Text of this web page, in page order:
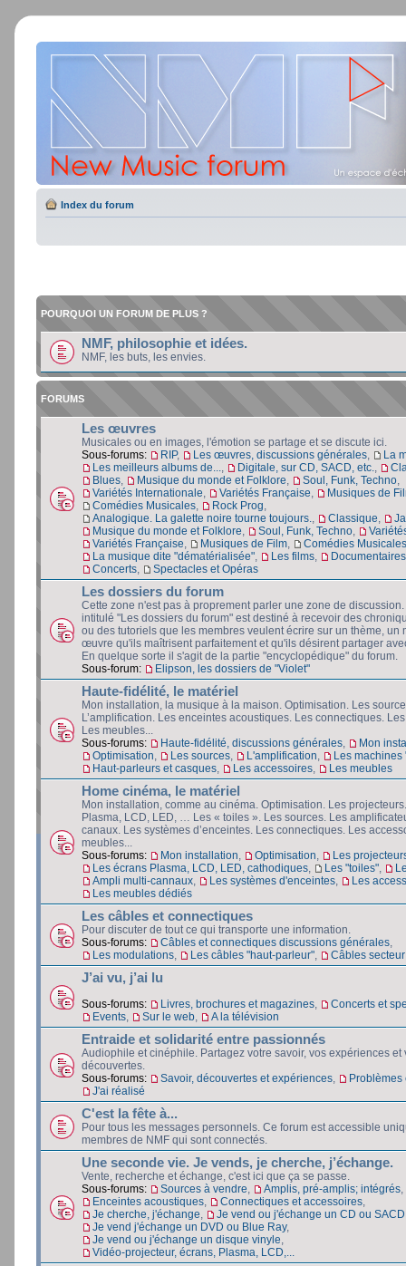
Index du forum
POURQUOI UN FORUM DE PLUS ?
NMF, philosophie et idées.
NMF, les buts, les envies.
FORUMS
Les œuvres
Musicales ou en images, l'émotion se partage et se discute ici.
Sous-forums:
RIP, Les œuvres, discussions générales
La
Les meilleurs albums de...
Digitale, sur CD, SACD, etc.
Blues
Musique du monde et Folklore Soul, Funk, Techno
Variétés Internationale
Variétés Française
Musiques de
Comédies Musicales
Rock Prog
Analogique. La galette noire tourne toujours.
Classique
Musique du monde et Folklore
Soul, Funk, Techno
Variétés Française
Musiques de Film
Comédies Musicales
La musique dite "dématérialisée"
Les films
Concerts
Spectacles et Opéras
Les dossiers du forum
Cette zone n'est pas à proprement parler une zone de
intitulé "Les dossiers du forum" est destiné à recevoir des
ou des tutoriels que les membres veulent écrire sur un thème, un
œuvre qu'ils maîtrisent parfaitement et qu'ils désirent partager
En quelque sorte il s'agit de la partie "encyclopédique" du forum.
Sous-forum:
Elipson, les dossiers de "Violet"
Haute-fidélité, le matériel
Mon installation, la musique à la maison. Optimisation. Les
L’amplification. Les enceintes acoustiques. Les connectiques.
Les meubles...
Sous-forums:
Haute-fidélité, discussions générales
Mon
Optimisation
Les sources L'amplification
Les machines
Haut-parleurs et casques
Les accessoires Les meubles
Home cinéma, le matériel
Mon installation, comme au cinéma. Optimisation. Les
Plasma, LCD, LED, … Les « toiles ». Les sources. Les
canaux. Les systèmes d’enceintes. Les connectiques. Les
meubles...
Sous-forums:
Mon installation Optimisation
Les
Les écrans Plasma, LCD, LED, cathodiques
Les "toiles"
Ampli multi-cannaux
Les systèmes d'enceintes
Les
Les meubles dédiés
Les câbles et connectiques
Pour discuter de tout ce qui transporte une information.
Sous-forums:
Câbles et connectiques discussions générales
Les modulations
Les câbles "haut-parleur" Câbles
J’ai vu, j’ai lu
Sous-forums: Livres, brochures et magazines
Concerts et
Events
Sur le web A la télévision
Entraide et solidarité entre passionnés
Audiophile et cinéphile. Partagez votre savoir, vos expériences et
découvertes.
Sous-forums:
Savoir, découvertes et expériences
Problèmes
J'ai réalisé
C'est la fête à...
Pour tous les messages personnels. Ce forum est accessible
membres de NMF qui sont connectés.
Une seconde vie. Je vends, je cherche, j’échange.
Vente, recherche et échange, c'est ici que ça se passe.
Sous-forums:
Sources à vendre Amplis, pré-amplis; intégrés
Enceintes acoustiques
Connectiques et accessoires
Je cherche, j'échange
Je vend ou j'échange un CD ou SACD
Je vend j'échange un DVD ou Blue Ray,
Je vend ou j'échange un disque vinyle
Vidéo-projecteur, écrans, Plasma, LCD,...